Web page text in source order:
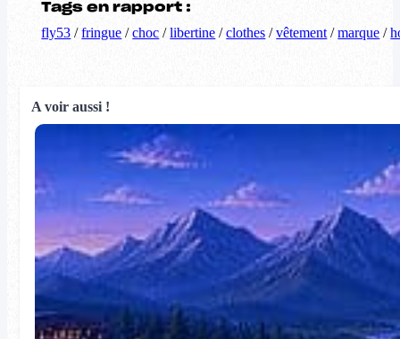
Tags en rapport :
fly53 /fringue /choc /libertine /clothes /vêtement /marque /
A voir aussi !